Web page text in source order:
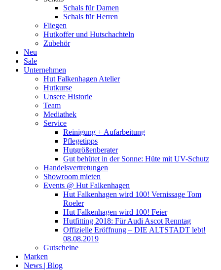
Schals für Damen
Schals für Herren
Fliegen
Hutkoffer und Hutschachteln
Zubehör
Neu
Sale
Unternehmen
Hut Falkenhagen Atelier
Hutkurse
Unsere Historie
Team
Mediathek
Service
Reinigung + Aufarbeitung
Pflegetipps
Hutgrößenberater
Gut behütet in der Sonne: Hüte mit UV-Schutz
Handelsvertretungen
Showroom mieten
Events @ Hut Falkenhagen
Hut Falkenhagen wird 100! Vernissage Tom
Roeler
Hut Falkenhagen wird 100! Feier
Hutfitting 2018: Für Audi Ascot Renntag
Offizielle Eröffnung – DIE ALTSTADT lebt!
08.08.2019
Gutscheine
Marken
News | Blog